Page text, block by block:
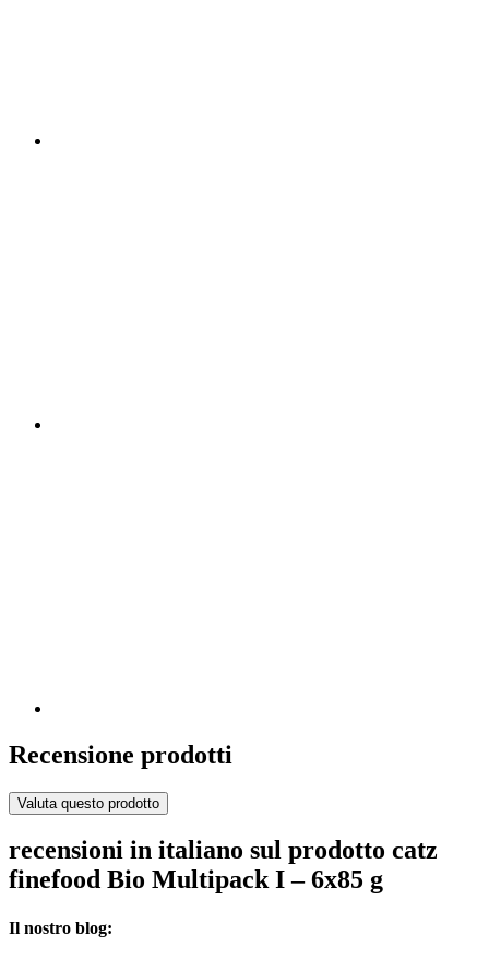
Recensione prodotti
Valuta questo prodotto
recensioni in italiano sul prodotto catz
finefood Bio Multipack I – 6x85 g
Il nostro blog: